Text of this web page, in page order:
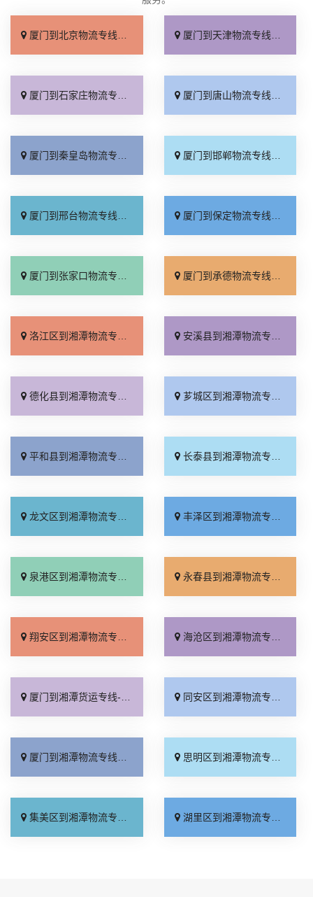
厦门到北京物流专线_直达不中转「送货到门」 厦门到天津物流专线_运保时效「高效快运」
厦门到石家庄物流专线_准时准点「多少公里」 厦门到唐山物流专线_全境派送「收费介绍」
厦门到秦皇岛物流专线_高效运输「运保时效」 厦门到邯郸物流专线_物流拼车「全境配送」
厦门到邢台物流专线_专业靠谱「上门提货」 厦门到保定物流专线_全程直达「高效运输」
厦门到张家口物流专线_全境派送「多久能到」 厦门到承德物流专线_专业调车「合理收费」
洛江区到湘潭物流专线_天天发车「直达不中转」 安溪县到湘潭物流专线_多久能到「天天发车」
德化县到湘潭物流专线_专业调车「要几天到」 芗城区到湘潭物流专线_省事省心「直达到站」
平和县到湘潭物流专线_价格实惠「放心物流」 长泰县到湘潭物流专线_需要几天「一站直达」
龙文区到湘潭物流专线_来电咨询「零担配货」 丰泽区到湘潭物流专线_托运省心「快运直达」
泉港区到湘潭物流专线_门到门接送「每日发车」 永春县到湘潭物流专线_直发全境「收费标准」
翔安区到湘潭物流专线_天天发车「准时准点」 海沧区到湘潭物流专线_准时到货「运价查询」
厦门到湘潭货运专线-厦门到湘潭物流公司_诚信经营「全境到达」 同安区到湘潭物流专线_计费标准「急你所需」
厦门到湘潭物流专线_放心物流「几天到达」 思明区到湘潭物流专线_合同承运「上门提货」
集美区到湘潭物流专线_全程无虑「保证时效」 湖里区到湘潭物流专线_定点发车「怎么收费」